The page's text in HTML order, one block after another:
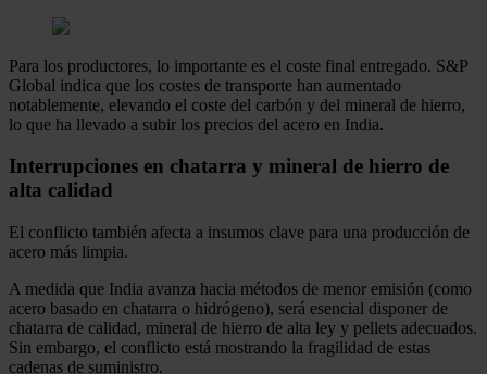
Para los productores, lo importante es el coste final entregado. S&P
Global indica que los costes de transporte han aumentado
notablemente, elevando el coste del carbón y del mineral de hierro,
lo que ha llevado a subir los precios del acero en India.
Interrupciones en chatarra y mineral de hierro de
alta calidad
El conflicto también afecta a insumos clave para una producción de
acero más limpia.
A medida que India avanza hacia métodos de menor emisión (como
acero basado en chatarra o hidrógeno), será esencial disponer de
chatarra de calidad, mineral de hierro de alta ley y pellets adecuados.
Sin embargo, el conflicto está mostrando la fragilidad de estas
cadenas de suministro.